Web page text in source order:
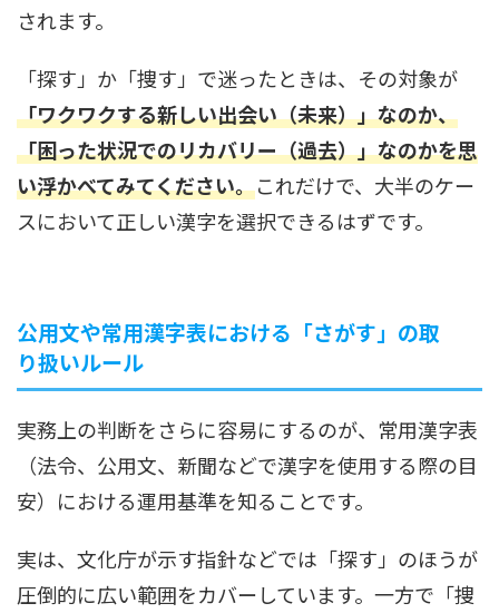
されます。
「探す」か「捜す」で迷ったときは、その対象が
「ワクワクする新しい出会い（未来）」なのか、
「困った状況でのリカバリー（過去）」なのかを思
い浮かべてみてください。これだけで、大半のケー
スにおいて正しい漢字を選択できるはずです。
公用文や常用漢字表における「さがす」の取
り扱いルール
実務上の判断をさらに容易にするのが、常用漢字表
（法令、公用文、新聞などで漢字を使用する際の目
安）における運用基準を知ることです。
実は、文化庁が示す指針などでは「探す」のほうが
圧倒的に広い範囲をカバーしています。一方で「捜